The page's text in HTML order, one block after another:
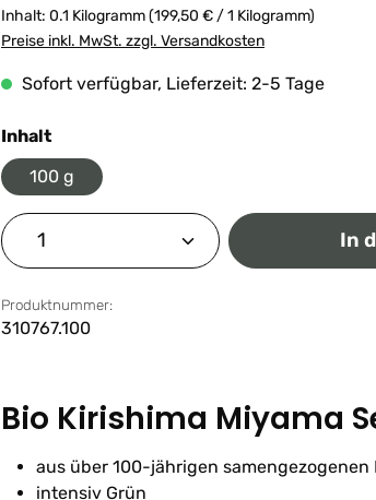
Inhalt: 0.1 Kilogramm(199,50 € / 1 Kilogramm)
Preise inkl. MwSt. zzgl. Versandkosten
Sofort verfügbar, Lieferzeit: 2-5 Tage
Inhaltauswählen
100 g
Produkt Anzahl: Gib den In
Produktnummer:
310767.100
Bio Kirishima Miyama
aus über 100-jährigen samengezogenen
intensiv Grün